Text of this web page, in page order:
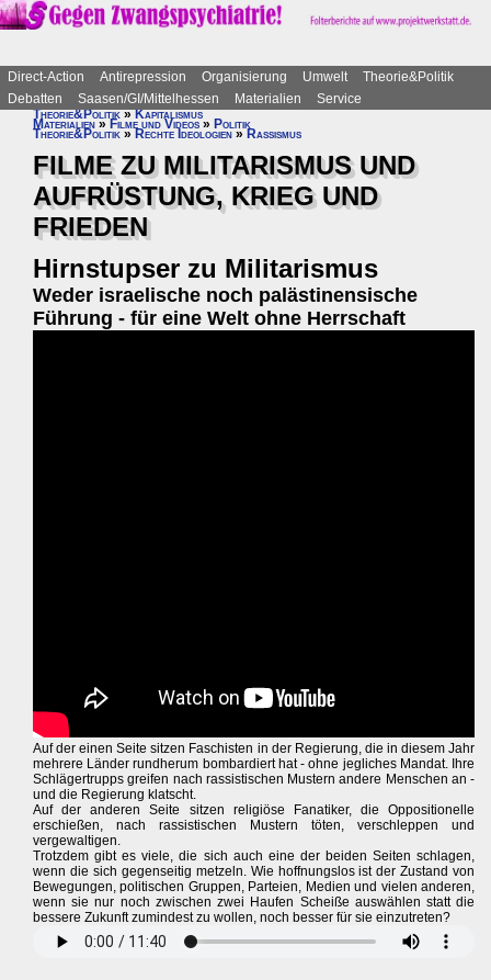
Direct-Action Antirepression Organisierung Umwelt
Theorie&Politik
Debatten
Saasen/GI/Mittelhessen Materialien
Service
Theorie&Politik»Kapitalismus
Materialien » Filme und Videos » Politik
Theorie&Politik » Rechte Ideologien » Rassismus
FILME ZU MILITARISMUS UND
AUFRÜSTUNG, KRIEG UND
FRIEDEN
Hirnstupser zu Militarismus
Weder israelische noch palästinensische
Führung - für eine Welt ohne Herrschaft
Auf der einen Seite sitzen Faschisten in der Regierung, die in diesem Jahr
mehrere Länder rundherum bombardiert hat - ohne jegliches Mandat. Ihre
Schlägertrupps greifen nach rassistischen Mustern andere Menschen an -
und die Regierung klatscht.
Auf der anderen Seite sitzen religiöse Fanatiker, die Oppositionelle
erschießen, nach rassistischen Mustern töten, verschleppen und
vergewaltigen.
Trotzdem gibt es viele, die sich auch eine der beiden Seiten schlagen,
wenn die sich gegenseitig metzeln. Wie hoffnungslos ist der Zustand von
Bewegungen, politischen Gruppen, Parteien, Medien und vielen anderen,
wenn sie nur noch zwischen zwei Haufen Scheiße auswählen statt die
bessere Zukunft zumindest zu wollen, noch besser für sie einzutreten?